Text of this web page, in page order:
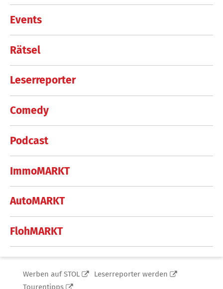
Events
Rätsel
Leserreporter
Comedy
Podcast
ImmoMARKT
AutoMARKT
FlohMARKT
Werben auf STOL
Leserreporter werden
Tourentipps